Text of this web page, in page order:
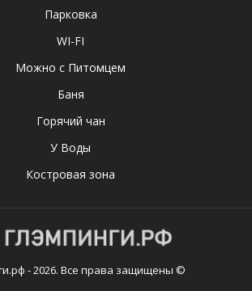
Парковка
WI-FI
Можно с Питомцем
Баня
Горячий чан
У Воды
Костровая зона
- 2026. Все права защищены ©